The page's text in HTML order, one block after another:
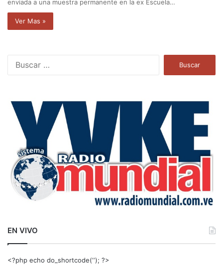
enviada a una muestra permanente en la ex Escuela…
Ver Mas »
a
EN VIVO
<?php echo do_shortcode(‘‘); ?>